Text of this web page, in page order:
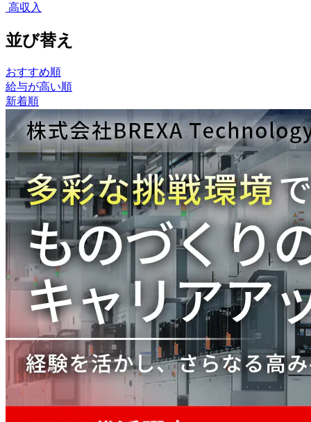
高収入
並び替え
おすすめ順
給与が高い順
新着順